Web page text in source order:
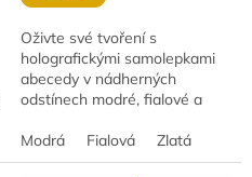
Oživte své tvoření s
holografickými samolepkami
abecedy v nádherných
odstínech modré, fialové a
efektně třpytí a dodají
každému projektu originální...
Modrá Fialová Zlatá